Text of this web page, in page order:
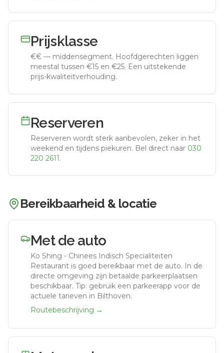
Prijsklasse
€€ — middensegment. Hoofdgerechten liggen
meestal tussen €15 en €25. Een uitstekende
prijs-kwaliteitverhouding.
Reserveren
Reserveren wordt sterk aanbevolen, zeker in het
weekend en tijdens piekuren. Bel direct naar 030
220 2611.
Bereikbaarheid & locatie
Met de auto
Ko Shing - Chinees Indisch Specialiteiten
Restaurant is goed bereikbaar met de auto. In de
directe omgeving zijn betaalde parkeerplaatsen
beschikbaar. Tip: gebruik een parkeerapp voor de
actuele tarieven in Bilthoven.
Routebeschrijving →